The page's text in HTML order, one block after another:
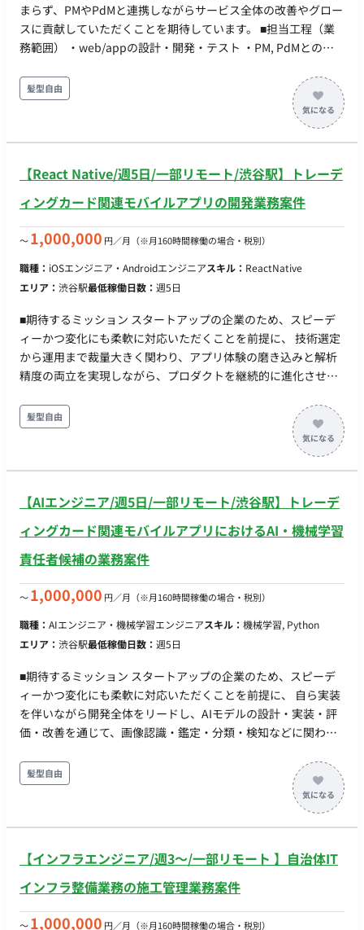
まらず、PMやPdMと連携しながらサービス全体の改善やグロー
スに貢献していただくことを期待しています。 ■担当工程（業
務範囲） ・web/appの設計・開発・テスト ・PM, PdMとのシ
UI／UXの改善 ・既存コードのリファクタリング・パフォーマン
スチューニング ・生成AIを活用した開発・機能提案 ■開発環境
・プログラミング：Node.js, React, TypeScript, Ruby, HTML ・
FW：NestJS, Hasura, Ruby on Rails, Next.js, React Native,
Redis, ScyllaDB ・インフラ：EC2, RDS, ElastiCache, Cloud
Run
髪型自由
【React Native/週5日/一部リモート/渋谷駅】トレーデ
ィングカード関連モバイルアプリの開発業務案件
〜1,000,000 円／月 （※月160時間稼働の場合・税別）
職種： iOSエンジニア・Androidエンジニアスキル： ReactNative
エリア： 渋谷駅最低稼働日数： 週5日
■期待するミッション スタートアップの企業のため、スピーデ
ィーかつ変化にも柔軟に対応いただくことを前提に、 技術選定
から運用まで裁量大きく関わり、アプリ体験の磨き込みと解析
精度の両立を実現しながら、プロダクトを継続的に進化させて
Nativeを用いたiOSアプリの新機能開発、改善 ・iOSアプリのア
ップデート運用、リリース自動化 ・UAT（ユーザー受け入れテ
スト）の実施、品質改善 ・パフォーマンス改善やUX向上に関す
る開発 ■ 開発環境 フロントエンド： React Native, Expo, gRPC,
TypeScript, PostgreSQL, Supabase (Auth, Storage, Realtime
等) インフラ / MLOps： GCP (Cloud Run, BigQuery, Vertex AI,
MMEngine ■ 働き方 ・コアタイム：13:00~17:00 ・基本対面が
望ましいが頻度は相談可能 ・フレックス稼働：可
髪型自由
【AIエンジニア/週5日/一部リモート/渋谷駅】トレーデ
ィングカード関連モバイルアプリにおけるAI・機械学習
責任者候補の業務案件
〜1,000,000 円／月 （※月160時間稼働の場合・税別）
職種： AIエンジニア・機械学習エンジニアスキル： 機械学習, Python
エリア： 渋谷駅最低稼働日数： 週5日
■期待するミッション スタートアップの企業のため、スピーデ
ィーかつ変化にも柔軟に対応いただくことを前提に、 自ら実装
を伴いながら開発全体をリードし、AIモデルの設計・実装・評
価・改善を通じて、画像認識・鑑定・分類・検知などに関わる
容・担当工程 ・少人数チームでのAIモデル開発 ・AIモデルの設
計、実装、評価、改善 ・技術方針、アーキテクチャ設計 ・自ら
実装しながら、開発全体をリード ・画像認識・鑑定・分類・検
知などに関わる技術開発 ■ 開発環境 フロントエンド： React
Go, Python, TypeScript, PostgreSQL, Supabase (Auth,
Storage, Realtime等) インフラ / MLOps： GCP (Cloud Run,
Vertex AI, MMEngine ■ 働き方 ・コアタイム：13:00~17:00 ・基
髪型自由
【インフラエンジニア/週3〜/一部リモート 】自治体IT
インフラ整備業務の施工管理業務案件
〜1,000,000 円／月 （※月160時間稼働の場合・税別）